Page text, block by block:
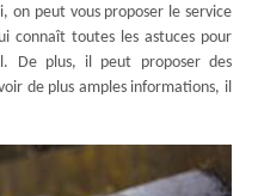
on peut vous proposer le service
connaît toutes les astuces pour
De plus, il peut proposer des
de plus amples informations, il